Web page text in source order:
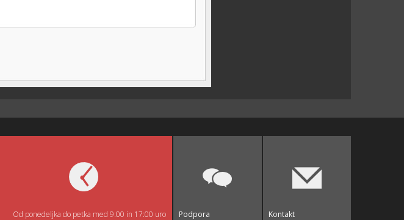
Od ponedeljka do petka med 9:00 in 17:00 uro Podpora Kontakt